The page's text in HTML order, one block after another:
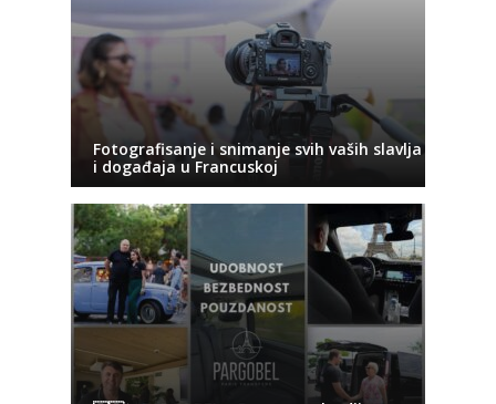
Fotografisanje i snimanje svih vaših slavlja
i događaja u Francuskoj